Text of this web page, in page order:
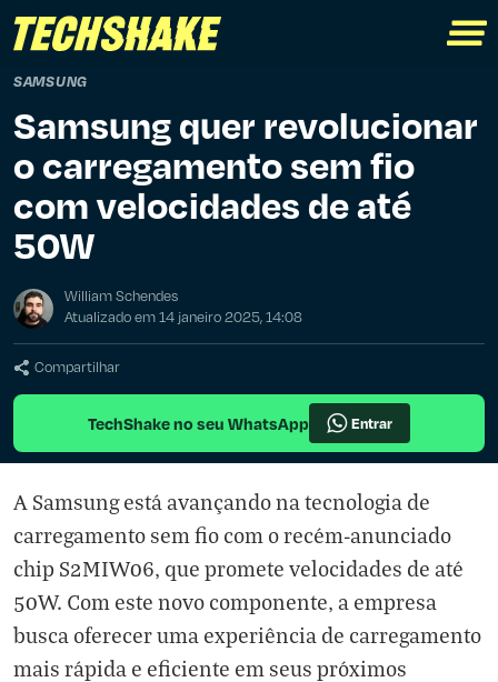
SAMSUNG
Samsung quer revolucionar
o carregamento sem fio
com velocidades de até
50W
William Schendes
Atualizado em 14 janeiro 2025, 14:08
Compartilhar
TechShake no seu WhatsApp Entrar
A Samsung está avançando na tecnologia de
carregamento sem fio com o recém-anunciado
chip S2MIW06, que promete velocidades de até
50W. Com este novo componente, a empresa
busca oferecer uma experiência de carregamento
mais rápida e eficiente em seus próximos